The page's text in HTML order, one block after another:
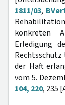
1811/03,
konkreten
Erledigung
Rechtsschutz
der Haft
vom 5.
104, 220, 235